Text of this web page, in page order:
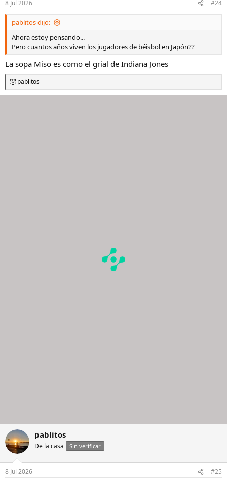
e
s
8 Jul 2026 #24
pablitos dijo:
Ahora estoy pensando...
Pero cuantos años viven los jugadores de béisbol en Japón??
La sopa Miso es como el grial de Indiana Jones
R
e
pablitos
pablitos
De la casa Sin verificar
8 Jul 2026 #25